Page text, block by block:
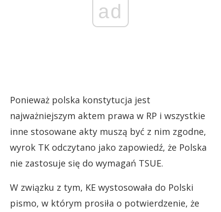
ad
Ponieważ polska konstytucja jest
najważniejszym aktem prawa w RP i wszystkie
inne stosowane akty muszą być z nim zgodne,
wyrok TK odczytano jako zapowiedź, że Polska
nie zastosuje się do wymagań TSUE.
W związku z tym, KE wystosowała do Polski
pismo, w którym prosiła o potwierdzenie, że